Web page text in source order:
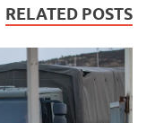
RELATED POSTS